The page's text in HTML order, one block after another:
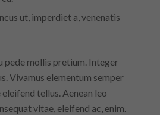
ut, imperdiet a, venenatis
pede mollis pretium. Integer
Vivamus elementum semper
tellus. Aenean leo
vitae, eleifend ac, enim.